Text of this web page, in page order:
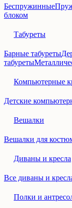
Беспружинные
блоком
Табуреты
Барные табуреты
табуреты
Компьютерные
Детские
Вешалки
Вешалки для
Диваны и кресла
Все диваны и
Полки и